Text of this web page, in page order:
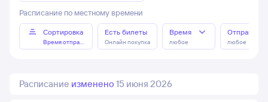
Расписание по местному времени
Сортировка
Время отправления
Есть билеты
Онлайн покупка
Время
любое любое
Расписание изменено 15 июня 2026